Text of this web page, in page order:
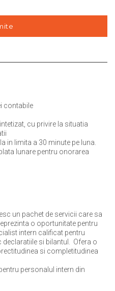
contabile
cu privire la situatia
in limita a 30 minute pe luna.
lunare pentru onorarea
un pachet de servicii care sa
o oportunitate pentru
intern calificat pentru
si bilantul. Ofera o
si completitudinea
personalul intern din